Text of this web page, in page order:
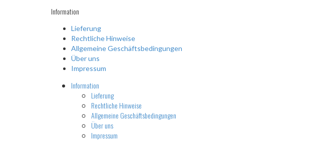
Information
Lieferung
Rechtliche Hinweise
Allgemeine Geschäftsbedingungen
Über uns
Impressum
Information
Lieferung
Rechtliche Hinweise
Allgemeine Geschäftsbedingungen
Über uns
Impressum